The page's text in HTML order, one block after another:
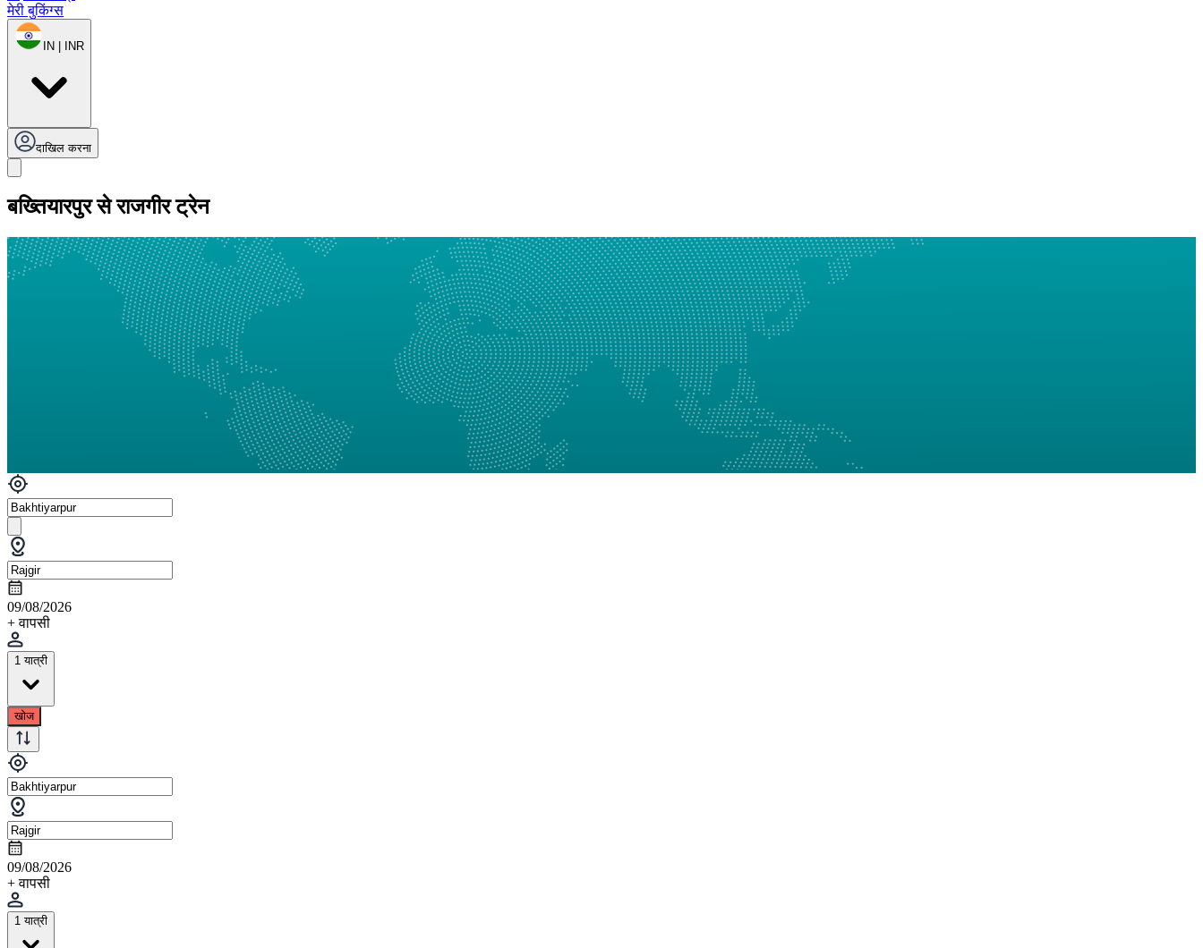
मेरी बुकिंग्स
IN | INR
दाखिल करना
बख्तियारपुर से राजगीर ट्रेन
09/08/2026
+ वापसी
1 यात्री
खोज
09/08/2026
+ वापसी
1 यात्री